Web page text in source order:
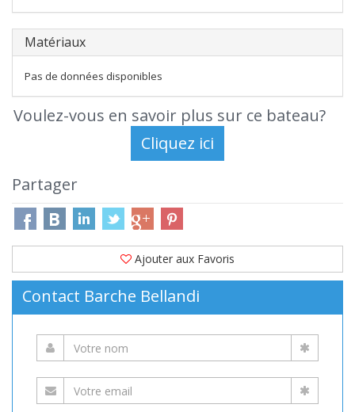
Matériaux
Pas de données disponibles
Voulez-vous en savoir plus sur ce bateau?
Partager
Ajouter aux Favoris
Contact Barche Bellandi